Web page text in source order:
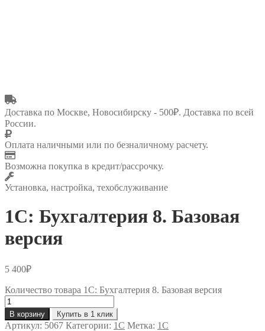
Доставка по Москве, Новосибирску - 500₽. Доставка по всей
России.
Оплата наличными или по безналичному расчету.
Возможна покупка в кредит/рассрочку.
Установка, настройка, техобслуживание
1C: Бухгалтерия 8. Базовая
версия
5 400₽
Количество товара 1C: Бухгалтерия 8. Базовая версия
В корзину Купить в 1 клик
Артикул: 5067 Категории: 1С Метка: 1С